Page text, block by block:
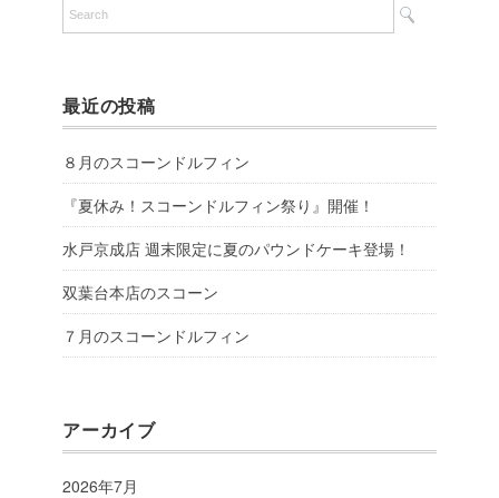
最近の投稿
８月のスコーンドルフィン
『夏休み！スコーンドルフィン祭り』開催！
水戸京成店 週末限定に夏のパウンドケーキ登場！
双葉台本店のスコーン
７月のスコーンドルフィン
アーカイブ
2026年7月